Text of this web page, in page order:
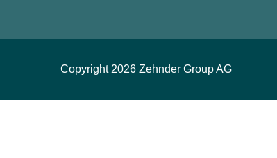
Copyright 2026 Zehnder Group AG